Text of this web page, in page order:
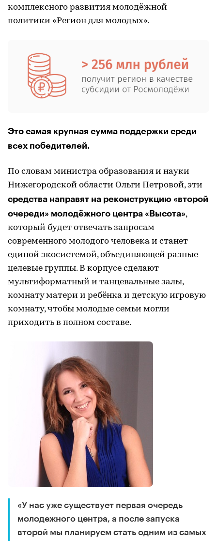
комплексного развития молодёжной
политики «Регион для молодых».
Это самая крупная сумма поддержки среди
всех победителей.
По словам министра образования и науки
Нижегородской области Ольги Петровой, эти
средства направят на реконструкцию «второй
очереди» молодёжного центра «Высота»,
который будет отвечать запросам
современного молодого человека и станет
единой экосистемой, объединяющей разные
целевые группы. В корпусе сделают
мультиформатный и танцевальные залы,
комнату матери и ребёнка и детскую игровую
комнату, чтобы молодые семьи могли
приходить в полном составе.
«У нас уже существует первая очередь
молодежного центра, а после запуска
второй мы планируем стать одним из самых